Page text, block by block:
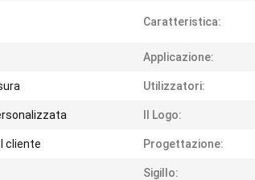
Caratteristica:
Applicazione:
Utilizzatori:
Il Logo:
cliente Progettazione:
Sigillo: